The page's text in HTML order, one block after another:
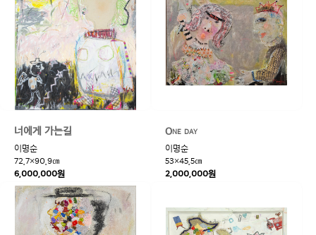
너에게 가는길
이명순
72.7×90.9㎝
6,000,000원
One day
이명순
53×45.5㎝
2,000,000원